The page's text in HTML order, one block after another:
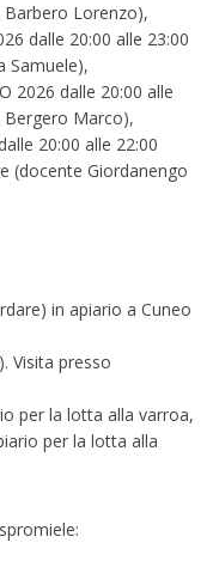
Barbero Lorenzo),
dalle 20:00 alle 23:00
Samuele),
2026 dalle 20:00 alle
Bergero Marco),
20:00 alle 22:00
(docente Giordanengo
in apiario a Cuneo
presso
per la lotta alla varroa,
per la lotta alla